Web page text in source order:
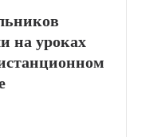
на уроках